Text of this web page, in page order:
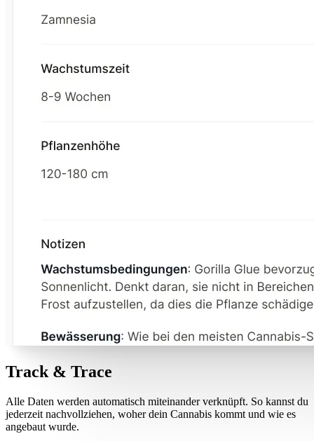
Track & Trace
Alle Daten werden automatisch miteinander verknüpft. So kannst du
jederzeit nachvollziehen, woher dein Cannabis kommt und wie es
angebaut wurde.